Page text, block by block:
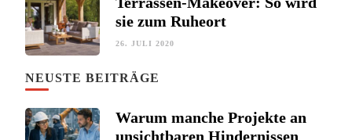
sie zum Ruheort
26. JULI 2020
NEUSTE BEITRÄGE
Warum manche Projekte an
unsichtbaren Hindernissen